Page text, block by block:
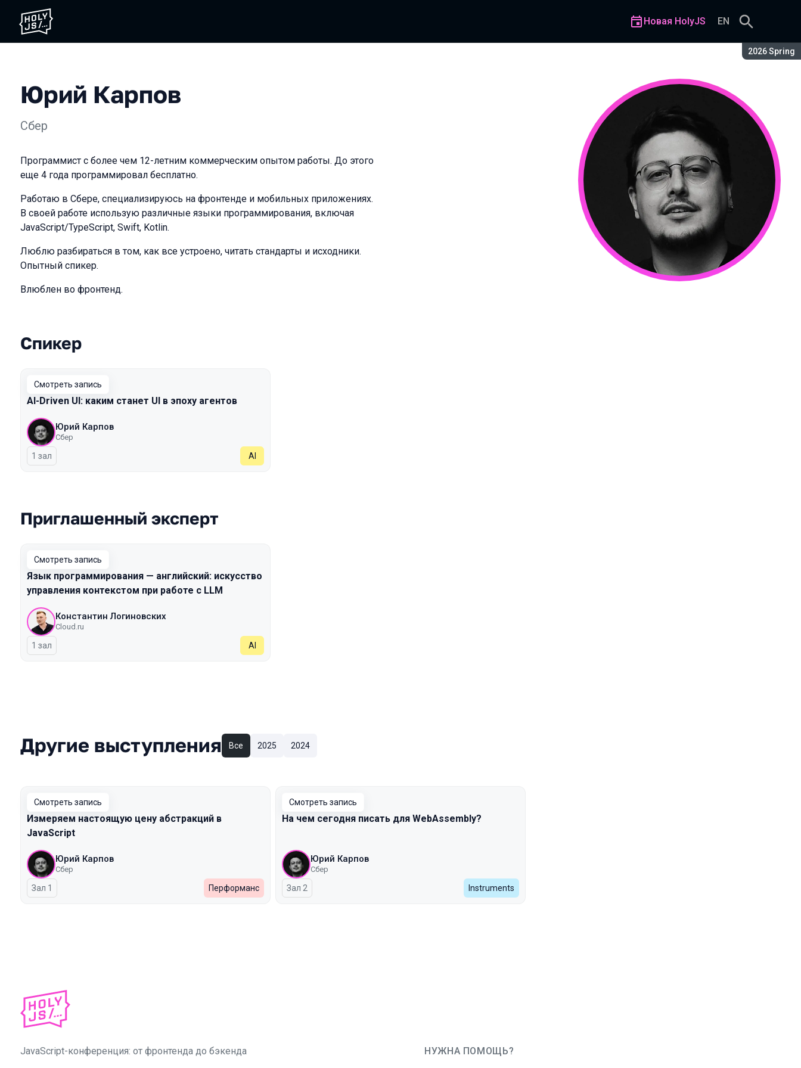
Сезон:
2026 Spring
Новая HolyJS EN
Юрий Карпов
Сбер
Программист с более чем 12-летним коммерческим опытом работы. До этого
еще 4 года программировал бесплатно.
Работаю в Сбере, специализируюсь на фронтенде и мобильных приложениях.
В своей работе использую различные языки программирования, включая
JavaScript/TypeScript, Swift, Kotlin.
Люблю разбираться в том, как все устроено, читать стандарты и исходники.
Опытный спикер.
Влюблен во фронтенд.
Выступления в сезоне 2026 Spring
Спикер
Смотреть запись
AI-Driven UI: каким станет UI в эпоху агентов
Юрий Карпов
Сбер
1 зал AI
Приглашенный эксперт
Смотреть запись
Язык программирования — английский: искусство
управления контекстом при работе с LLM
Константин Логиновских
Cloud.ru
1 зал AI
Другие выступления Все 2025 2024
Смотреть запись
Измеряем настоящую цену абстракций в
JavaScript
Юрий Карпов
Сбер
Зал 1 Перформанс
Смотреть запись
На чем сегодня писать для WebAssembly?
Юрий Карпов
Сбер
Зал 2 Instruments
JavaScript-конференция: от фронтенда до бэкенда
НУЖНА ПОМОЩЬ?